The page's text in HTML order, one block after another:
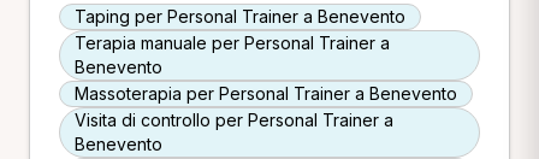
Taping per Personal Trainer a Benevento
Terapia manuale per Personal Trainer a
Benevento
Massoterapia per Personal Trainer a Benevento
Visita di controllo per Personal Trainer a
Benevento